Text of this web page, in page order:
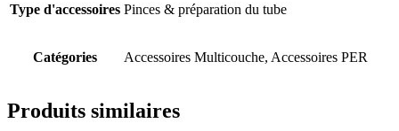
Type d'accessoires Pinces & préparation du tube
Catégories Accessoires Multicouche, Accessoires PER
Produits similaires